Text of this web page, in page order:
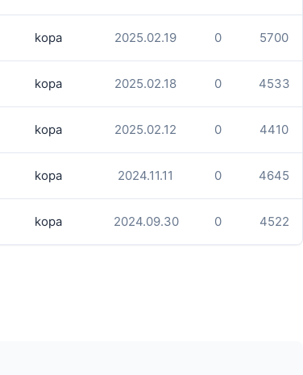
kopa 2025.02.19 0 5700
kopa 2025.02.18 0 4533
kopa 2025.02.12 0 4410
kopa 2024.11.11 0 4645
kopa 2024.09.30 0 4522